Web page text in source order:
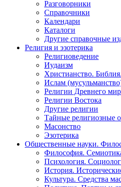
Разговорники
Справочники
Календари
Каталоги
Другие справочные
Религия и эзотерика
Религиоведение
Иудаизм
Христианство.
Ислам
Религии Древнего
Религии Востока
Другие религии
Тайные религиозные
Масонство
Эзотерика
Общественные науки.
Философия.
Психология.
История.
Культура. Средства